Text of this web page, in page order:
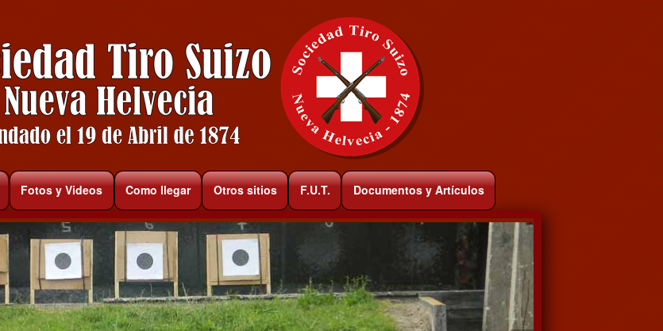
Fotos y Videos Como llegar Otros sitios F.U.T. Documentos y Artículos